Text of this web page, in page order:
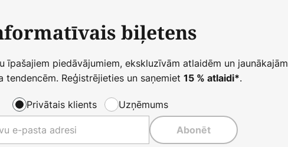
biļetens
īpašajiem piedāvājumiem, ekskluzīvām atlaidēm un jaunākajām
tendencēm. Reģistrējieties un saņemiet 15 % atlaidi*.
Privātais klients Uzņēmums
Abonēt